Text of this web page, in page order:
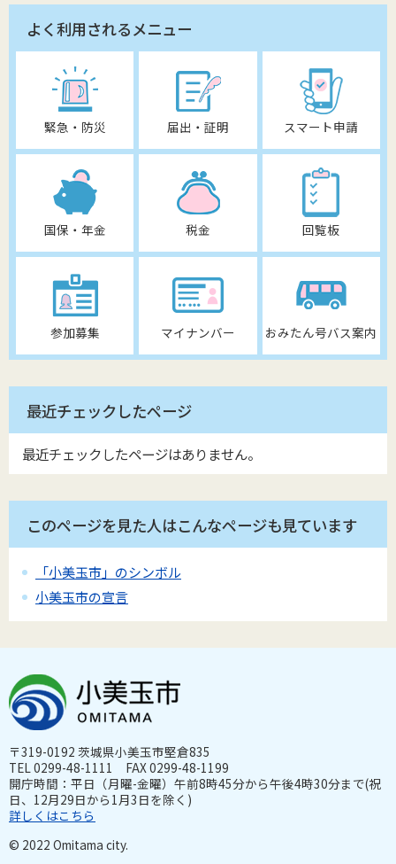
よく利用されるメニュー
緊急・防災 届出・証明 スマート申請
国保・年金 税金 回覧板
参加募集 マイナンバー おみたん号バス案内
最近チェックしたページ
最近チェックしたページはありません。
このページを見た人はこんなページも見ています
「小美玉市」のシンボル
小美玉市の宣言
〒319-0192 茨城県小美玉市堅倉835
TEL 0299-48-1111 FAX 0299-48-1199
開庁時間：平日（月曜-金曜）午前8時45分から午後4時30分まで(祝
日、12月29日から1月3日を除く)
詳しくはこちら
© 2022 Omitama city.